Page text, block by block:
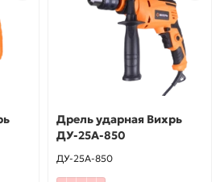
Дрель ударная Вихрь
ДУ-25А-850
ДУ-25А-850